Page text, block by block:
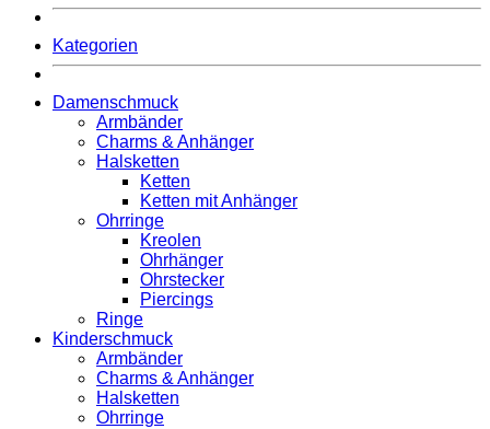
Kategorien
Damenschmuck
Armbänder
Charms & Anhänger
Halsketten
Ketten
Ketten mit Anhänger
Ohrringe
Kreolen
Ohrhänger
Ohrstecker
Piercings
Ringe
Kinderschmuck
Armbänder
Charms & Anhänger
Halsketten
Ohrringe